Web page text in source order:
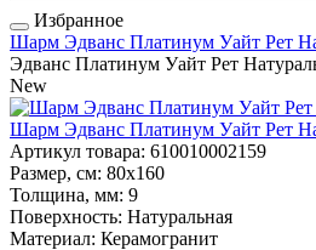
Избранное
Шарм Эдванс Платинум Уайт Рет
Эдванс Платинум Уайт Рет
New
Шарм Эдванс Платинум Уайт Рет
Артикул товара: 610010002159
Размер, см: 80x160
Толщина, мм: 9
Поверхность: Натуральная
Материал: Керамогранит